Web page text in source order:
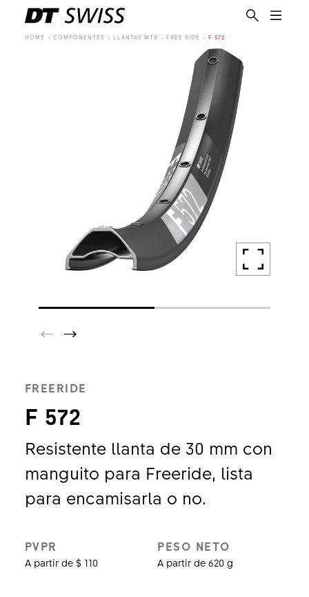
HOME COMPONENTES LLANTAS MTB FREE RIDE F 572
FREERIDE
F 572
Resistente llanta de 30 mm con
manguito para Freeride, lista
para encamisarla o no.
PVPR
A partir de $ 110
PESO NETO
A partir de 620 g